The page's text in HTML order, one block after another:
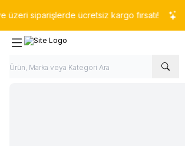
siparişlerde ücretsiz kargo fırsatı!